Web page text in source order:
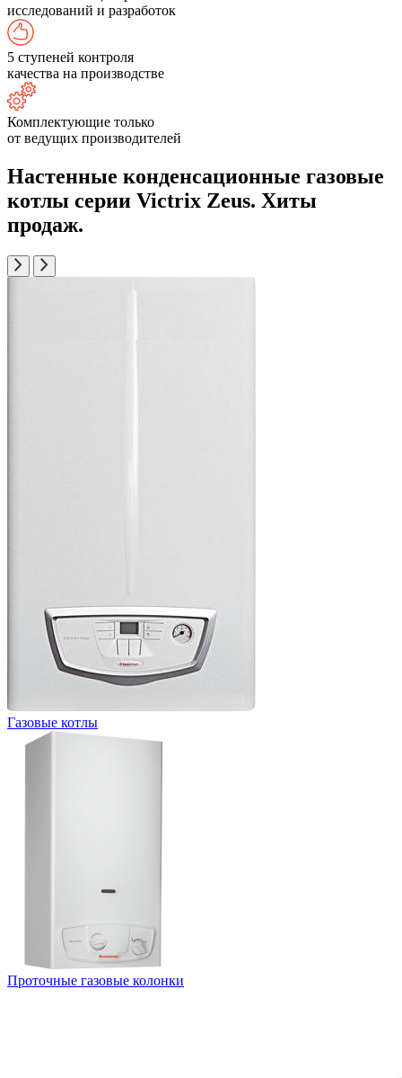
исследований и разработок
5 ступеней контроля
качества на производстве
Комплектующие только
от ведущих производителей
Настенные конденсационные газовые
котлы серии Victrix Zeus. Хиты
продаж.
Газовые котлы
Проточные газовые колонки